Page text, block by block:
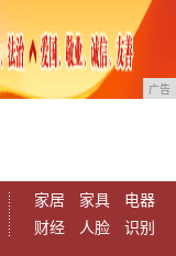
广告
家居 家具
电器
财经
人脸 识别